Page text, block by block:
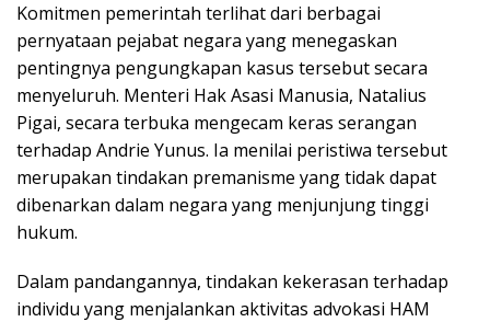
Komitmen pemerintah terlihat dari berbagai
pernyataan pejabat negara yang menegaskan
pentingnya pengungkapan kasus tersebut secara
menyeluruh. Menteri Hak Asasi Manusia, Natalius
Pigai, secara terbuka mengecam keras serangan
terhadap Andrie Yunus. Ia menilai peristiwa tersebut
merupakan tindakan premanisme yang tidak dapat
dibenarkan dalam negara yang menjunjung tinggi
hukum.
Dalam pandangannya, tindakan kekerasan terhadap
individu yang menjalankan aktivitas advokasi HAM